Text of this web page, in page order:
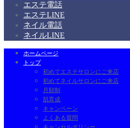
エステ電話
エステLINE
ネイル電話
ネイルLINE
ホームページ
トップ
初めてエステサロンにご来店
初めてネイルサロンにご来店
月額制
肌育成
キャンペーン
よくある質問